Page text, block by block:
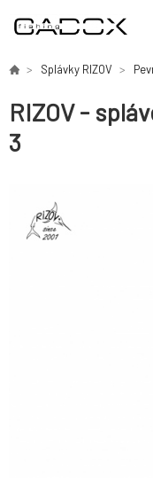
Splávky RIZOV
RIZOV -
3